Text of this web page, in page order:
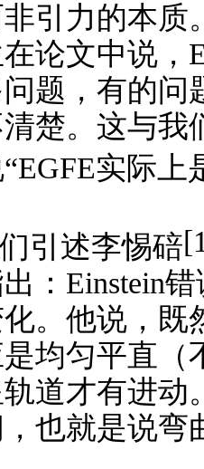
非引力的本
论文中说，
题 ，有的
楚。这与我
EGFE实际上
引述李惕碚
： Einstein错
。他说，
均匀平直（
道才有进动
也就是说弯